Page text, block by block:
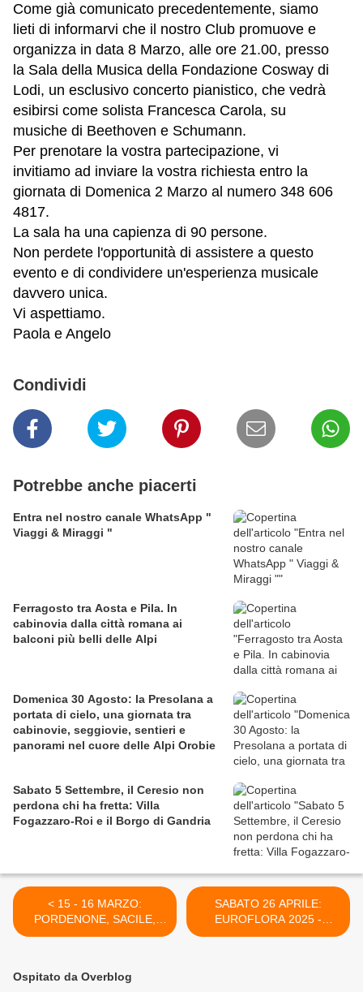
Come già comunicato precedentemente, siamo
lieti di informarvi che il nostro Club promuove e
organizza in data 8 Marzo, alle ore 21.00, presso
la Sala della Musica della Fondazione Cosway di
Lodi, un esclusivo concerto pianistico, che vedrà
esibirsi come solista Francesca Carola, su
musiche di Beethoven e Schumann.
Per prenotare la vostra partecipazione, vi
invitiamo ad inviare la vostra richiesta entro la
giornata di Domenica 2 Marzo al numero 348 606
4817.
La sala ha una capienza di 90 persone.
Non perdete l'opportunità di assistere a questo
evento e di condividere un'esperienza musicale
davvero unica.
Vi aspettiamo.
Paola e Angelo
Condividi
Potrebbe anche piacerti
Entra nel nostro canale WhatsApp "
Viaggi & Miraggi "
Ferragosto tra Aosta e Pila. In
cabinovia dalla città romana ai
balconi più belli delle Alpi
Domenica 30 Agosto: la Presolana a
portata di cielo, una giornata tra
cabinovie, seggiovie, sentieri e
panorami nel cuore delle Alpi Orobie
Sabato 5 Settembre, il Ceresio non
perdona chi ha fretta: Villa
Fogazzaro-Roi e il Borgo di Gandria
< 15 - 16 MARZO:
PORDENONE, SACILE,
POLCENIGO E LE
TECNICA DEL WEEKEND
SABATO 26 APRILE:
EUROFLORA 2025 -
WATERFRONT DI
Ospitato da Overblog